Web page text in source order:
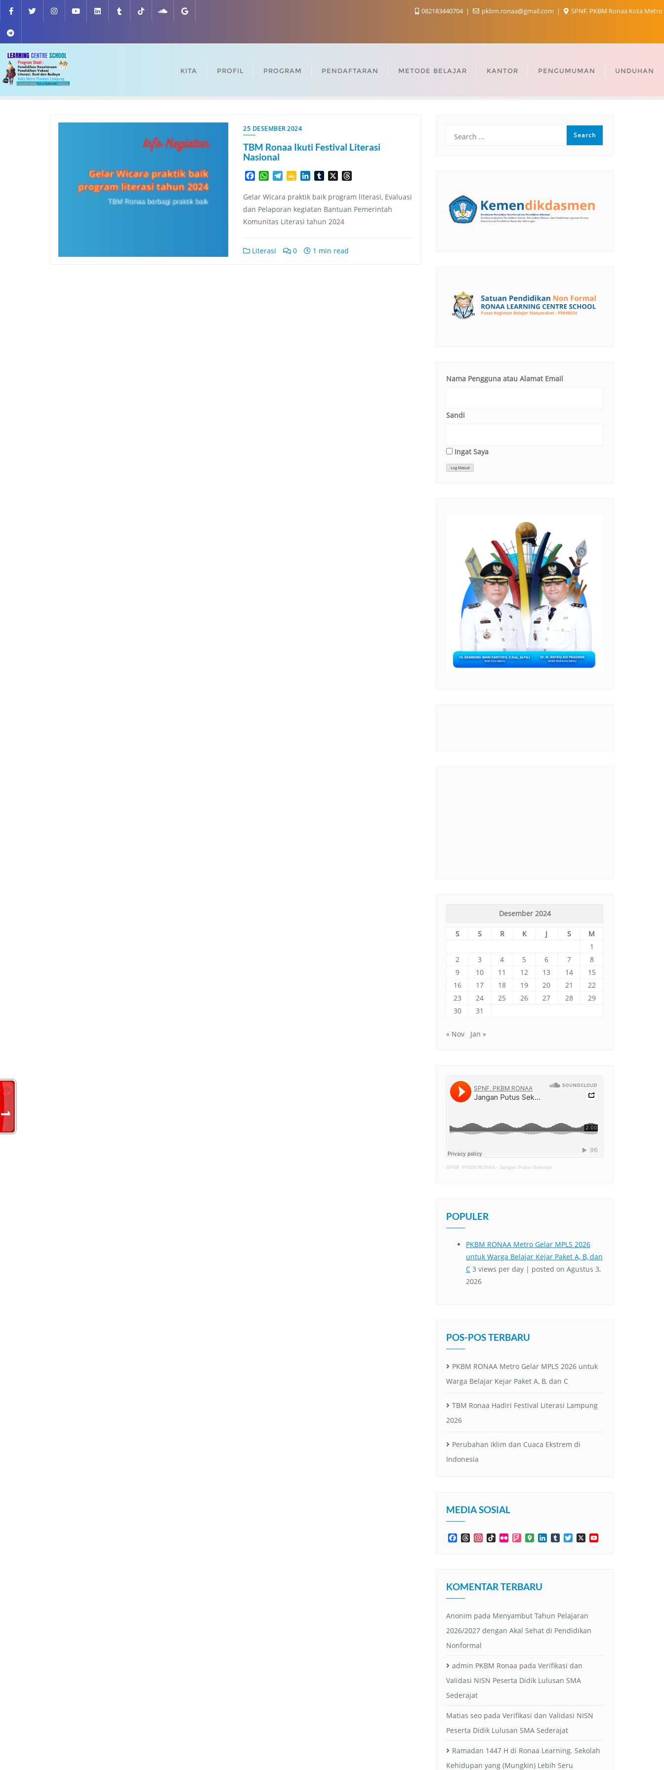
Skip
content
082183440704 pkbm.ronaa@gmail.com SPNF. PKBM Ronaa Kota Metro
KITA PROFIL PROGRAM PENDAFTARAN METODE BELAJAR KANTOR PENGUMUMAN UNDUHAN
25 DESEMBER 2024
TBM Ronaa Ikuti Festival Literasi
Nasional
Facebook
WhatsApp
TelegramGoogleLinkedInTumblr
Gelar Wicara praktik baik program literasi, Evaluasi
dan Pelaporan kegiatan Bantuan Pemerintah
Komunitas Literasi tahun 2024
Literasi 0 1 min read
Nama Pengguna atau Alamat Email
Sandi
Ingat Saya
Desember 2024
S S R K J S
M
1
2
3 4 5 6 7
8
9
10 11 12 13 14
15
16
17 18 19 20 21
22
23
24 25 26 27 28
29
30
31
« Nov Jan »
SPNF. PKBM RONAA · Jangan Putus Sekolah
POPULER
POS-POS TERBARU
PKBM RONAA Metro Gelar MPLS 2026 untuk
Warga Belajar Kejar Paket A, B, dan C
TBM Ronaa Hadiri Festival Literasi Lampung
2026
Perubahan Iklim dan Cuaca Ekstrem di
Indonesia
MEDIA SOSIAL
Facebook
ThreadsInstagram
TikTokFlickrFoursquare
GoogleLinkedIn
TumblrTwitter
X
KOMENTAR TERBARU
Anonim pada Menyambut Tahun Pelajaran
2026/2027 dengan Akal Sehat di Pendidikan
Nonformal
admin PKBM Ronaa pada Verifikasi dan
Validasi NISN Peserta Didik Lulusan SMA
Sederajat
Matias seo pada Verifikasi dan Validasi NISN
Peserta Didik Lulusan SMA Sederajat
Ramadan 1447 H di Ronaa Learning. Sekolah
Kehidupan yang (Mungkin) Lebih Seru